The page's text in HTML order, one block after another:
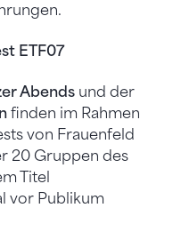
ETF07
Abends und der
finden im Rahmen
von Frauenfeld
20 Gruppen des
Titel
vor Publikum